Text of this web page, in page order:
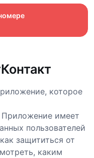
которое
имеет
пользователей
защититься от
каким